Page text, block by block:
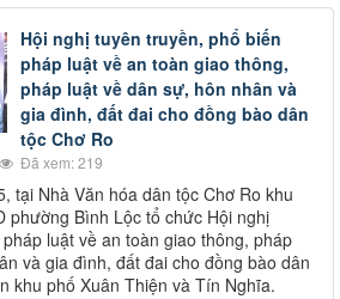
Hội nghị tuyên truyền, phổ biến
pháp luật về an toàn giao thông,
pháp luật về dân sự, hôn nhân và
gia đình, đất đai cho đồng bào dân
tộc Chơ Ro
Đã xem: 219
tại Nhà Văn hóa dân tộc Chơ Ro khu
phường Bình Lộc tổ chức Hội nghị
luật về an toàn giao thông, pháp
và gia đình, đất đai cho đồng bào dân
khu phố Xuân Thiện và Tín Nghĩa.